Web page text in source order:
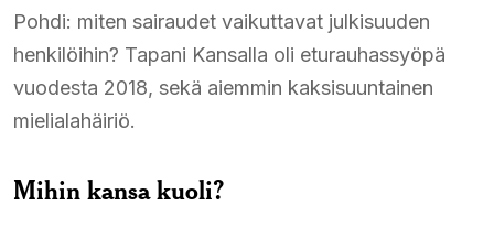
Pohdi: miten sairaudet vaikuttavat julkisuuden
henkilöihin? Tapani Kansalla oli eturauhassyöpä
vuodesta 2018, sekä aiemmin kaksisuuntainen
mielialahäiriö.
Mihin kansa kuoli?